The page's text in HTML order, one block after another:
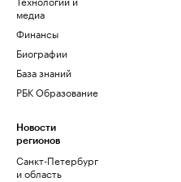
медиа
Финансы
Биографии
База знаний
РБК Образование
Новости
регионов
Санкт-Петербург
и область